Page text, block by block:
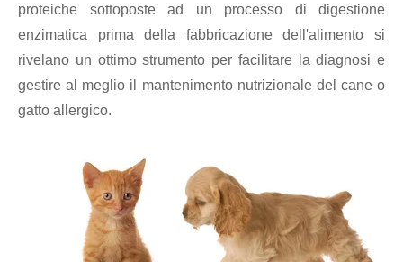
proteiche sottoposte ad un processo di digestione
enzimatica prima della fabbricazione dell'alimento si
rivelano un ottimo strumento per facilitare la diagnosi e
gestire al meglio il mantenimento nutrizionale del cane o
gatto allergico.